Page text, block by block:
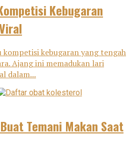
Kebugaran
kompetisi kebugaran yang tengah
Ajang ini memadukan lari
dalam...
Temani Makan Saat